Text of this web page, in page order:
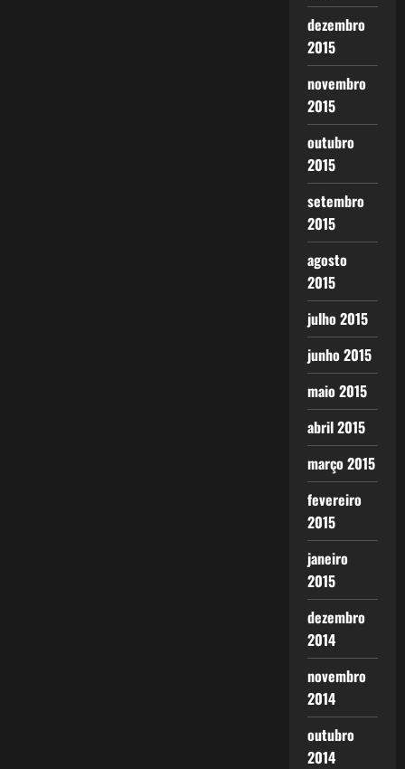
dezembro
2015
novembro
2015
outubro
2015
setembro
2015
agosto
2015
julho 2015
junho 2015
maio 2015
abril 2015
março 2015
fevereiro
2015
janeiro
2015
dezembro
2014
novembro
2014
outubro
2014